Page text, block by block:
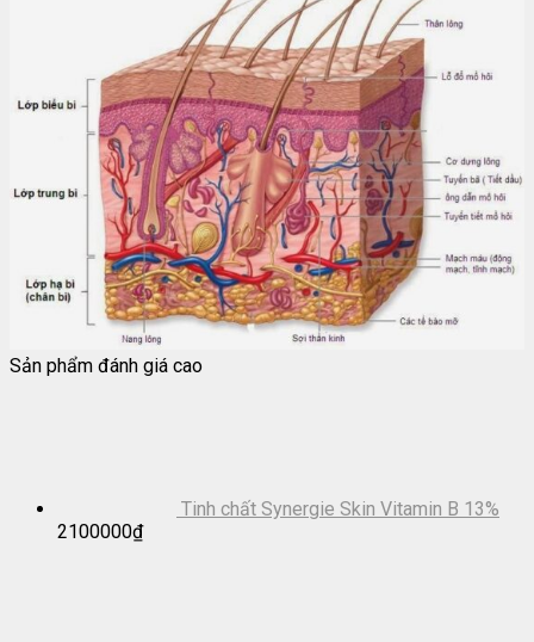
Sản phẩm đánh giá cao
Tinh chất Synergie Skin Vitamin B 13%
2100000₫